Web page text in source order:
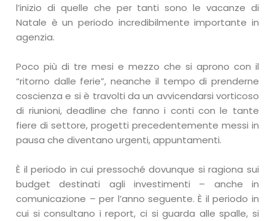
l’inizio di quelle che per tanti sono le vacanze di
Natale è un periodo incredibilmente importante in
agenzia.
Poco più di tre mesi e mezzo che si aprono con il
“ritorno dalle ferie”, neanche il tempo di prenderne
coscienza e si è travolti da un avvicendarsi vorticoso
di riunioni, deadline che fanno i conti con le tante
fiere di settore, progetti precedentemente messi in
pausa che diventano urgenti, appuntamenti.
È il periodo in cui pressoché dovunque si ragiona sui
budget destinati agli investimenti – anche in
comunicazione – per l’anno seguente. È il periodo in
cui si consultano i report, ci si guarda alle spalle, si